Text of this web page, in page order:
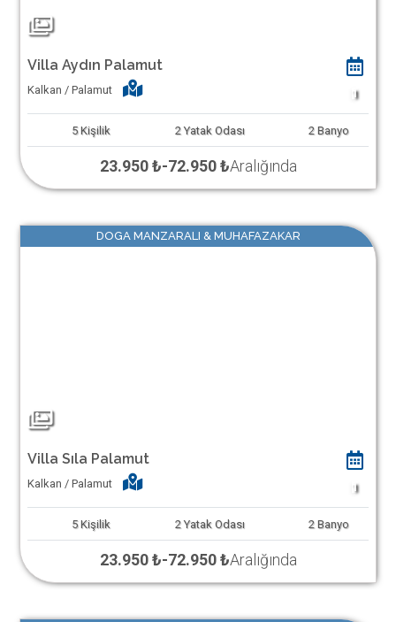
Villa Aydın Palamut
Kalkan / Palamut 1
5 Kişilik 2 Yatak Odası 2 Banyo
23.950 ₺-72.950 ₺Aralığında
DOGA MANZARALI & MUHAFAZAKAR
Villa Sıla Palamut
Kalkan / Palamut 1
5 Kişilik 2 Yatak Odası 2 Banyo
23.950 ₺-72.950 ₺Aralığında